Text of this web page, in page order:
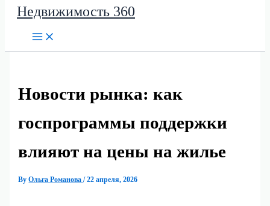
Недвижимость 360
Новости рынка: как
госпрограммы поддержки
влияют на цены на жилье
ByОльга Романова/22 апреля, 2026